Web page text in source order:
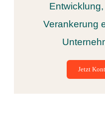
Verankerung
Jetzt